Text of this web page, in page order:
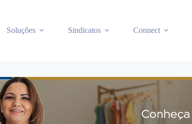
Soluções Sindicatos Connect